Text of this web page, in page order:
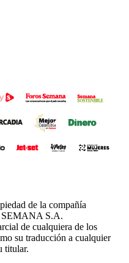
de la compañía
SEMANA S.A.
de cualquiera de los
su traducción a cualquier
titular.